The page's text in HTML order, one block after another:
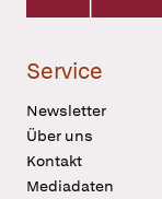
Service
Newsletter
Über uns
Kontakt
Mediadaten